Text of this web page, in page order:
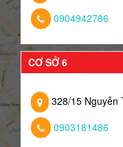
0904942786
CƠ SỞ 6
328/15 Nguyễn
0903181486